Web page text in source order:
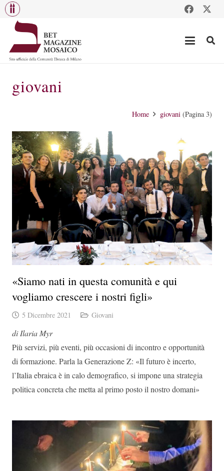
giovani
Home giovani (Pagina 3)
«Siamo nati in questa comunità e qui
vogliamo crescere i nostri figli»
5 Dicembre 2021 Giovani
di Ilaria Myr
Più servizi, più eventi, più occasioni di incontro e opportunità
di formazione. Parla la Generazione Z: «Il futuro è incerto,
l’Italia ebraica è in calo demografico, si impone una strategia
politica concreta che metta al primo posto il nostro domani»